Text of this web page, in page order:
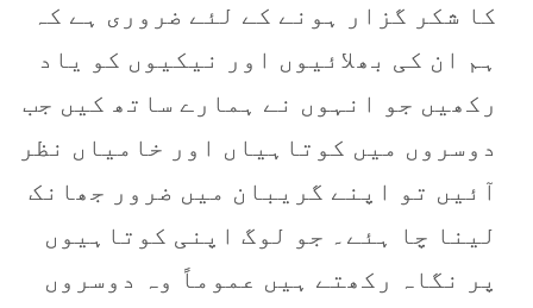
کا شکر گزار ہونے کے لئے ضروری ہے کہ
ہم ان کی بھلائیوں اور نیکیوں کو یاد
رکھیں جو انہوں نے ہمارے ساتھ کیں جب
دوسروں میں کوتاہیاں اور خامیاں نظر
آئیں تو اپنے گریبان میں ضرور جھانک
لینا چا ہئے۔ جو لوگ اپنی کوتاہیوں
پر نگاہ رکھتے ہیں عموماً وہ دوسروں